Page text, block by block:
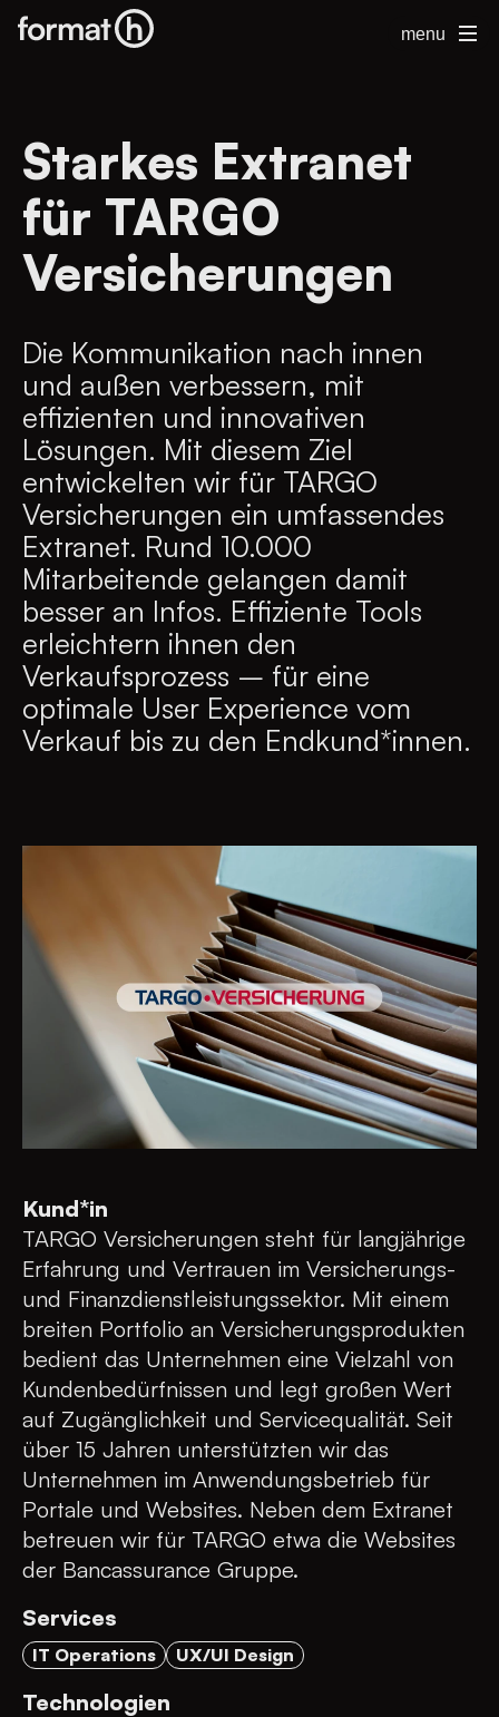
menu
Starkes Extranet
für TARGO
Versicherungen
Die Kommunikation nach innen
und außen verbessern, mit
effizienten und innovativen
Lösungen. Mit diesem Ziel
entwickelten wir für TARGO
Versicherungen ein umfassendes
Extranet. Rund 10.000
Mitarbeitende gelangen damit
besser an Infos. Effiziente Tools
erleichtern ihnen den
Verkaufsprozess – für eine
optimale User Experience vom
Verkauf bis zu den Endkund*innen.
Kund*in
TARGO Versicherungen steht für langjährige
Erfahrung und Vertrauen im Versicherungs-
und Finanzdienstleistungssektor. Mit einem
breiten Portfolio an Versicherungsprodukten
bedient das Unternehmen eine Vielzahl von
Kundenbedürfnissen und legt großen Wert
auf Zugänglichkeit und Servicequalität. Seit
über 15 Jahren unterstützten wir das
Unternehmen im Anwendungsbetrieb für
Portale und Websites. Neben dem Extranet
betreuen wir für TARGO etwa die Websites
der Bancassurance Gruppe.
Services
IT Operations UX/UI Design
Technologien